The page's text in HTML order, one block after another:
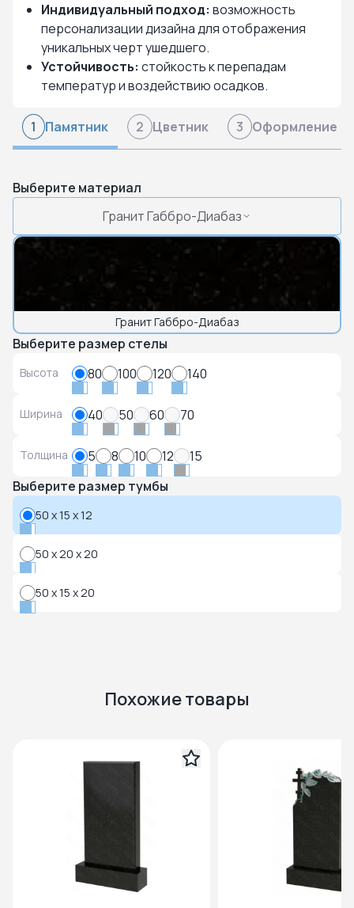
Индивидуальный подход: возможность
персонализации дизайна для отображения
уникальных черт ушедшего.
Устойчивость: стойкость к перепадам
температур и воздействию осадков.
1 Памятник 2 Цветник 3 Оформление
Выберите материал
Гранит Габбро-Диабаз
Гранит Габбро-Диабаз
Выберите размер стелы
Высота 80 100 120 140
Ширина 40 50 60 70
Толщина 5 8 10 12
15
Выберите размер тумбы
50 x 15 x 12
50 x 20 x 20
50 x 15 x 20
Похожие товары